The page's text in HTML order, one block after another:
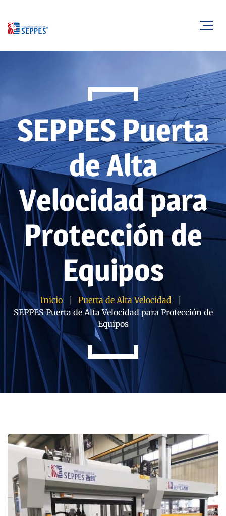
SEPPES Puerta
de Alta
Velocidad para
Protección de
Equipos
Inicio
Puerta de Alta Velocidad
SEPPES Puerta de Alta Velocidad para Protección de
Equipos